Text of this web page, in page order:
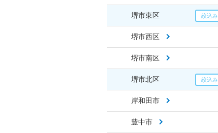
堺市東区
堺市西区
堺市南区
堺市北区
岸和田市
豊中市